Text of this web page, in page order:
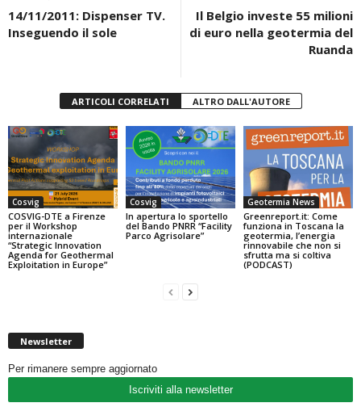
o
p
14/11/2011: Dispenser TV.
Inseguendo il sole
Il Belgio investe 55 milioni
di euro nella geotermia del
Ruanda
ARTICOLI CORRELATI ALTRO DALL'AUTORE
Cosvig
COSVIG-DTE a Firenze
per il Workshop
internazionale
“Strategic Innovation
Agenda for Geothermal
Exploitation in Europe”
Cosvig
In apertura lo sportello
del Bando PNRR “Facility
Parco Agrisolare”
Geotermia News
Greenreport.it: Come
funziona in Toscana la
geotermia, l’energia
rinnovabile che non si
sfrutta ma si coltiva
(PODCAST)
Newsletter
Per rimanere sempre aggiornato
Iscriviti alla newsletter